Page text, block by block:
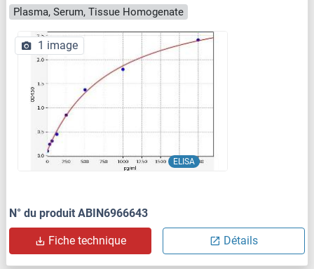
Plasma, Serum, Tissue Homogenate
ELISA
1 image
N° du produit ABIN6966643
Fiche technique Détails